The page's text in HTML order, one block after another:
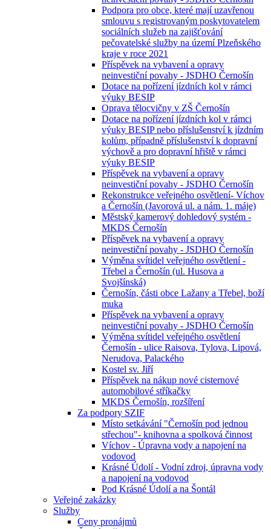
Podpora pro obce, které mají uzavřenou
smlouvu s registrovaným poskytovatelem
sociálních služeb na zajišťování
pečovatelské služby na území Plzeňského
kraje v roce 2021
Příspěvek na vybavení a opravy
neinvestiční povahy - JSDHO Černošín
Dotace na pořízení jízdních kol v rámci
výuky BESIP
Oprava tělocvičny v ZŠ Černošín
Dotace na pořízení jízdních kol v rámci
výuky BESIP nebo příslušenství k jízdním
kolům, případně příslušenství k dopravní
výchově a pro dopravní hřiště v rámci
výuky BESIP
Příspěvek na vybavení a opravy
neinvestiční povahy - JSDHO Černošín
Rekonstrukce veřejného osvětlení- Víchov
a Černošín (Javorová ul. a nám. 1. máje)
Městský kamerový dohledový systém -
MKDS Černošín
Příspěvek na vybavení a opravy
neinvestiční povahy - JSDHO Černošín
Výměna svítidel veřejného osvětlení -
Třebel a Černošín (ul. Husova a
Svojšínská)
Černošín, části obce Lažany a Třebel, boží
muka
Příspěvek na vybavení a opravy
neinvestiční povahy - JSDHO Černošín
Výměna svítidel veřejného osvětlení
Černošín - ulice Raisova, Tylova, Lipová,
Nerudova, Palackého
Kostel sv. Jiří
Příspěvek na nákup nové cisternové
automobilové stříkačky
MKDS Černošín, rozšíření
Za podpory SZIF
Místo setkávání "Černošín pod jednou
střechou"- knihovna a spolková činnost
Víchov - Úpravna vody a napojení na
vodovod
Krásné Údolí - Vodní zdroj, úpravna vody
a napojení na vodovod
Pod Krásné Údolí a na Šontál
Veřejné zakázky
Služby
Ceny pronájmů